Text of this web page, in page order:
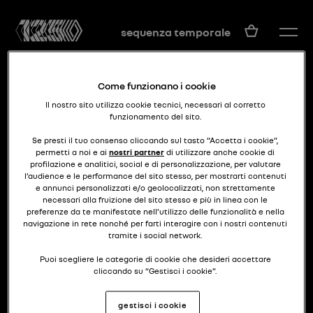
sequenza temporale IT
una espace compatta
SCENIC RXT
Come funzionano i cookie
Il nostro sito utilizza cookie tecnici, necessari al corretto
funzionamento del sito.
Se presti il tuo consenso cliccando sul tasto “Accetta i cookie”,
permetti a noi e ai nostri partner di utilizzare anche cookie di
profilazione e analitici, social e di personalizzazione, per valutare
l’audience e le performance del sito stesso, per mostrarti contenuti
e annunci personalizzati e/o geolocalizzati, non strettamente
necessari alla fruizione del sito stesso e più in linea con le
preferenze da te manifestate nell’utilizzo delle funzionalità e nella
navigazione in rete nonché per farti interagire con i nostri contenuti
tramite i social network.
Puoi scegliere le categorie di cookie che desideri accettare
cliccando su “Gestisci i cookie”.
Se chiudi il banner cliccando il pulsante posto in alto a destra,
continuerai a navigare senza accettare cookie diversi da quelli
gestisci i cookie